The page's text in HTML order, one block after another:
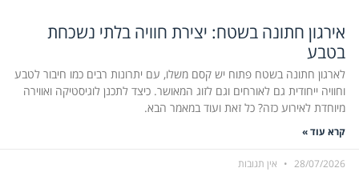
אירגון חתונה בשטח: יצירת חוויה בלתי נשכחת
בטבע
לארגון חתונה בשטח פתוח יש קסם משלו, עם יתרונות רבים כמו חיבור לטבע
וחוויה ייחודית גם לאורחים וגם לזוג המאושר. כיצד לתכנן לוגיסטיקה ואווירה
מיוחדת לאירוע כזה? כל זאת ועוד במאמר הבא.
קרא עוד »
28/07/2026 אין תגובות